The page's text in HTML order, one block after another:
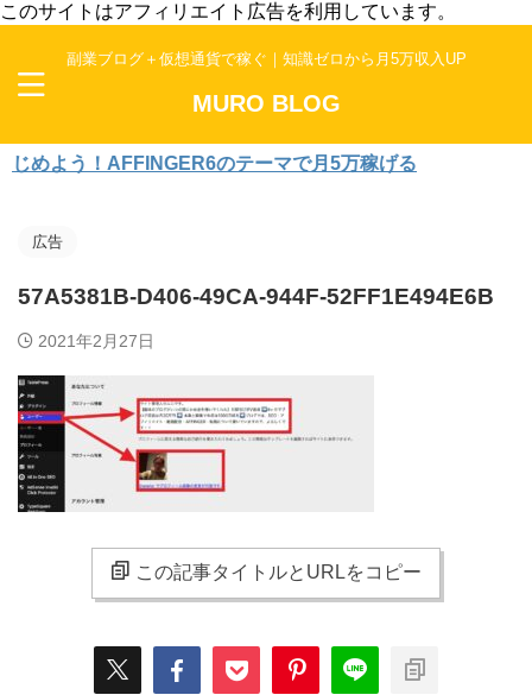
このサイトはアフィリエイト広告を利用しています。
副業ブログ＋仮想通貨で稼ぐ｜知識ゼロから月5万収入UP
MURO BLOG
よう！AFFINGER6のテーマで月5万稼げる
広告
57A5381B-D406-49CA-944F-52FF1E494E6B
2021年2月27日
この記事タイトルとURLをコピー